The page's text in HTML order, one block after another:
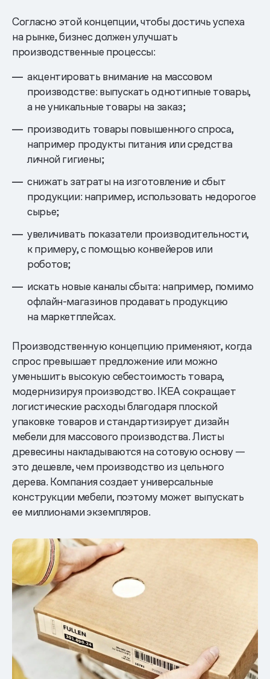
Согласно этой концепции, чтобы достичь успеха
на рынке, бизнес должен улучшать
производственные процессы:
акцентировать внимание на массовом
производстве: выпускать однотипные товары,
а не уникальные товары на заказ;
производить товары повышенного спроса,
например продукты питания или средства
личной гигиены;
снижать затраты на изготовление и сбыт
продукции: например, использовать недорогое
сырье;
увеличивать показатели производительности,
к примеру, с помощью конвейеров или
роботов;
искать новые каналы сбыта: например, помимо
офлайн-магазинов продавать продукцию
на маркетплейсах.
Производственную концепцию применяют, когда
спрос превышает предложение или можно
уменьшить высокую себестоимость товара,
модернизируя производство. IKEA сокращает
логистические расходы благодаря плоской
упаковке товаров и стандартизирует дизайн
мебели для массового производства. Листы
древесины накладываются на сотовую основу —
это дешевле, чем производство из цельного
дерева. Компания создает универсальные
конструкции мебели, поэтому может выпускать
ее миллионами экземпляров.